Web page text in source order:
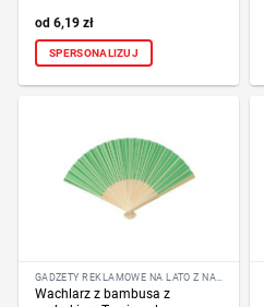
6,19 zł
SPERSONALIZUJ
GADŻETY REKLAMOWE NA LATO Z NADRUKIEM LOGO
Wachlarz z bambusa z